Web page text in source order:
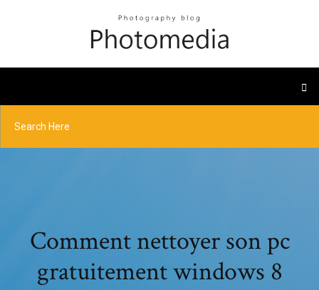
Comment nettoyer son pc
gratuitement windows 8